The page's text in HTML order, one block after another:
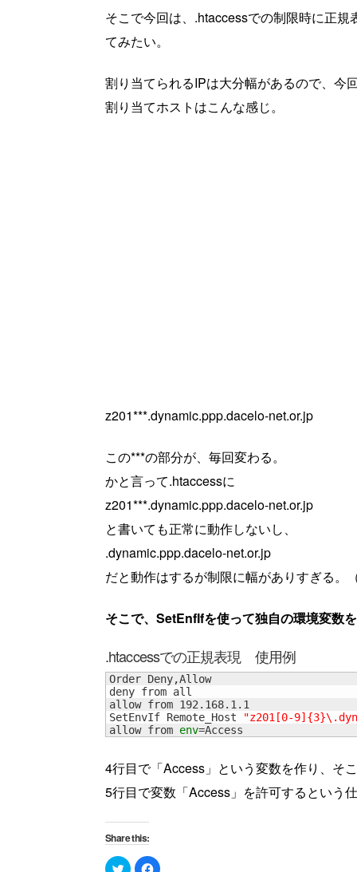
そこで今回は、.htaccessでの制限時に正
てみたい。
割り当てられるIPは大分幅があるので、今
割り当てホストはこんな感じ。
z201***.dynamic.ppp.dacelo-net.or.jp
この***の部分が、毎回変わる。
かと言って.htaccessに
z201***.dynamic.ppp.dacelo-net.or.jp
と書いても正常に動作しないし、
.dynamic.ppp.dacelo-net.or.jp
だと動作はするが制限に幅がありすぎる。
そこで、SetEnfIfを使って独自の環境変数を
.htaccessでの正規表現 使用例
Order Deny,Allow
deny from all
allow from 192.168.1.1
SetEnvIf Remote_Host
"z201[0-
allow from env=Access
4行目で「Access」という変数を作り、そ
5行目で変数「Access」を許可するという仕
Share this:
Click Click